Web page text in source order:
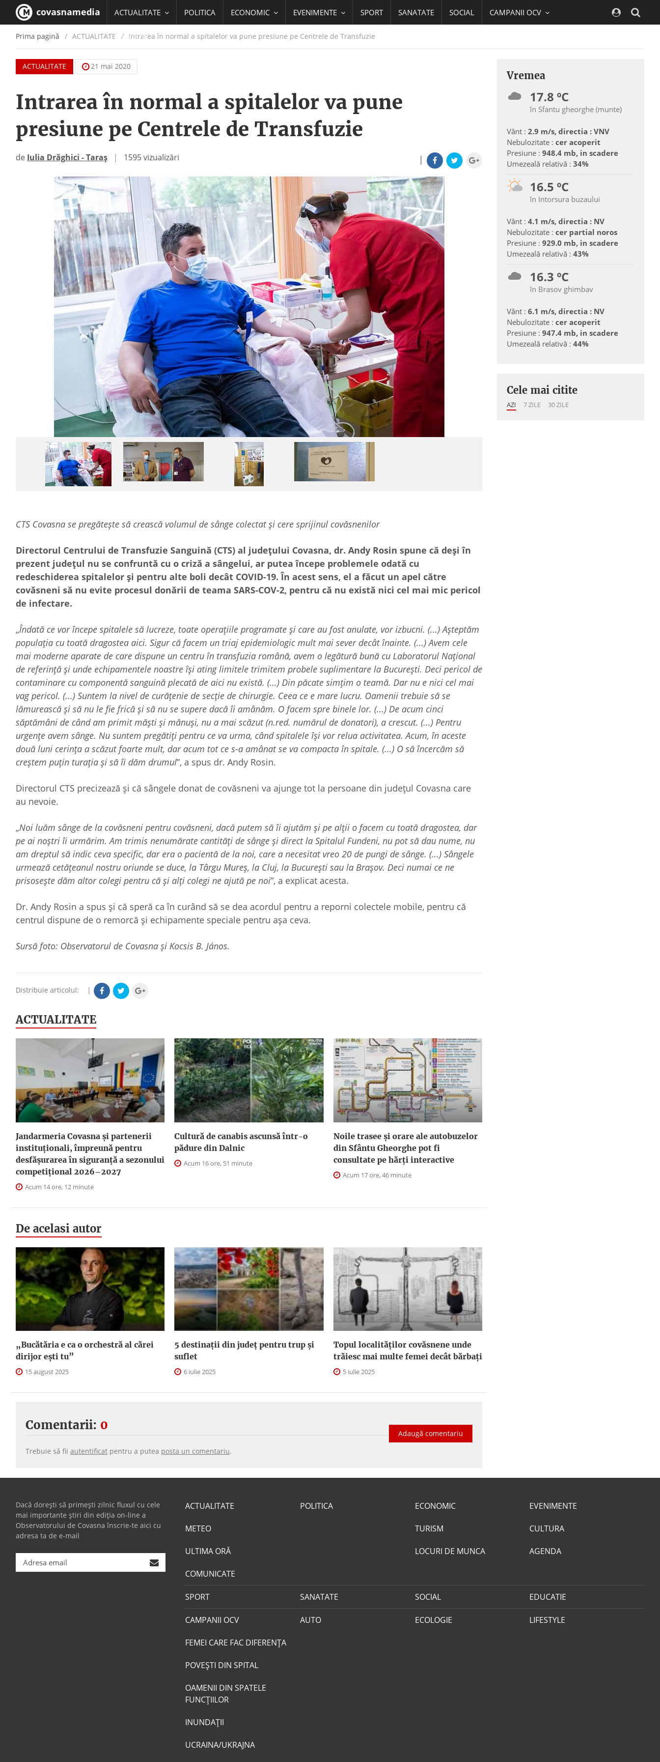
covasnamedia ACTUALITATE POLITICA ECONOMIC EVENIMENTE SPORT SANATATE SOCIAL CAMPANII OCV
EDUCATIE
Prima pagină ACTUALITATE / Intrarea în normal a spitalelor va pune presiune pe Centrele de Transfuzie
ACTUALITATE 21 mai 2020
Intrarea în normal a spitalelor va pune
presiune pe Centrele de Transfuzie
|
de Iulia Drăghici - Taraș | 1595 vizualizări
CTS Covasna se pregătește să crească volumul de sânge colectat și cere sprijinul covăsnenilor
Directorul Centrului de Transfuzie Sanguină (CTS) al județului Covasna, dr. Andy Rosin spune că deși în
prezent județul nu se confruntă cu o criză a sângelui, ar putea începe problemele odată cu
redeschiderea spitalelor și pentru alte boli decât COVID-19. În acest sens, el a făcut un apel către
covăsneni să nu evite procesul donării de teama SARS-COV-2, pentru că nu există nici cel mai mic pericol
de infectare.
„Îndată ce vor începe spitalele să lucreze, toate operațiile programate și care au fost anulate, vor izbucni. (...) Așteptăm
populația cu toată dragostea aici. Sigur că facem un triaj epidemiologic mult mai sever decât înainte. (...) Avem cele
mai moderne aparate de care dispune un centru în transfuzia română, avem o legătură bună cu Laboratorul Național
de referință și unde echipamentele noastre își ating limitele trimitem probele suplimentare la București. Deci pericol de
contaminare cu componentă sanguină plecată de aici nu există. (...) Din păcate simțim o teamă. Dar nu e nici cel mai
vag pericol. (...) Suntem la nivel de curățenie de secție de chirurgie. Ceea ce e mare lucru. Oamenii trebuie să se
lămurească și să nu le fie frică și să nu se supere dacă îi amânăm. O facem spre binele lor. (...) De acum cinci
săptămâni de când am primit măști și mănuși, nu a mai scăzut (n.red. numărul de donatori), a crescut. (...) Pentru
urgențe avem sânge. Nu suntem pregătiți pentru ce va urma, când spitalele își vor relua activitatea. Acum, în aceste
două luni cerința a scăzut foarte mult, dar acum tot ce s-a amânat se va compacta în spitale. (...) O să încercăm să
creștem puțin turația și să îi dăm drumul”, a spus dr. Andy Rosin.
Directorul CTS precizează și că sângele donat de covăsneni va ajunge tot la persoane din județul Covasna care
au nevoie.
„Noi luăm sânge de la covăsneni pentru covăsneni, dacă putem să îi ajutăm și pe alții o facem cu toată dragostea, dar
pe ai noștri îi urmărim. Am trimis nenumărate cantități de sânge și direct la Spitalul Fundeni, nu pot să dau nume, nu
am dreptul să indic ceva specific, dar era o pacientă de la noi, care a necesitat vreo 20 de pungi de sânge. (...) Sângele
urmează cetățeanul nostru oriunde se duce, la Târgu Mureș, la Cluj, la București sau la Brașov. Deci numai ce ne
prisosește dăm altor colegi pentru că și alți colegi ne ajută pe noi”, a explicat acesta.
Dr. Andy Rosin a spus și că speră ca în curând să se dea acordul pentru a reporni colectele mobile, pentru că
centrul dispune de o remorcă și echipamente speciale pentru așa ceva.
Sursă foto: Observatorul de Covasna și Kocsis B. János.
Distribuie articolul: |
ACTUALITATE
Jandarmeria Covasna și partenerii
instituționali, împreună pentru
desfășurarea în siguranță a sezonului
competițional 2026–2027
Acum 14 ore, 12 minute
Cultură de canabis ascunsă într-o
pădure din Dalnic
Acum 16 ore, 51 minute
Noile trasee și orare ale autobuzelor
din Sfântu Gheorghe pot fi
consultate pe hărți interactive
Acum 17 ore, 46 minute
De acelasi autor
„Bucătăria e ca o orchestră al cărei
dirijor ești tu”
15 august 2025
5 destinații din județ pentru trup și
suflet
6 iulie 2025
Topul localităților covăsnene unde
trăiesc mai multe femei decât bărbați
5 iulie 2025
Comentarii: 0
Adaugă comentariu
Trebuie să fii autentificat pentru a putea posta un comentariu.
Vremea
17.8 ºC
în Sfantu gheorghe (munte)
Vânt : 2.9 m/s, directia : VNV
Nebulozitate : cer acoperit
Presiune : 948.4 mb, in scadere
Umezeală relativă : 34%
16.5 ºC
în Intorsura buzaului
Vânt : 4.1 m/s, directia : NV
Nebulozitate : cer partial noros
Presiune : 929.0 mb, in scadere
Umezeală relativă : 43%
16.3 ºC
în Brasov ghimbav
Vânt : 6.1 m/s, directia : NV
Nebulozitate : cer acoperit
Presiune : 947.4 mb, in scadere
Umezeală relativă : 44%
Cele mai citite
AZI 7 ZILE 30 ZILE
Dacă dorești să primești zilnic fluxul cu cele
mai importante știri din ediția on-line a
Observatorului de Covasna înscrie-te aici cu
adresa ta de e-mail
ACTUALITATE
METEO
ULTIMA ORĂ
COMUNICATE
POLITICA ECONOMIC
TURISM
LOCURI DE MUNCA
EVENIMENTE
CULTURA
AGENDA
SPORT SANATATE SOCIAL EDUCATIE
CAMPANII OCV
FEMEI CARE FAC DIFERENȚA
POVEŞTI DIN SPITAL
OAMENII DIN SPATELE
FUNCŢIILOR
INUNDAŢII
UCRAINA/UKRAJNA
AUTO ECOLOGIE LIFESTYLE